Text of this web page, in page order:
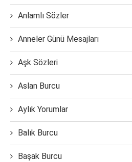
Anlamlı Sözler
Anneler Günü Mesajları
Aşk Sözleri
Aslan Burcu
Aylık Yorumlar
Balık Burcu
Başak Burcu